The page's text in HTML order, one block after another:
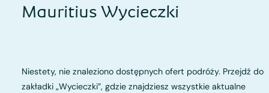
Mauritius Wycieczki
Niestety, nie znaleziono dostępnych ofert podróży. Przejdź do
zakładki „Wycieczki”, gdzie znajdziesz wszystkie aktualne